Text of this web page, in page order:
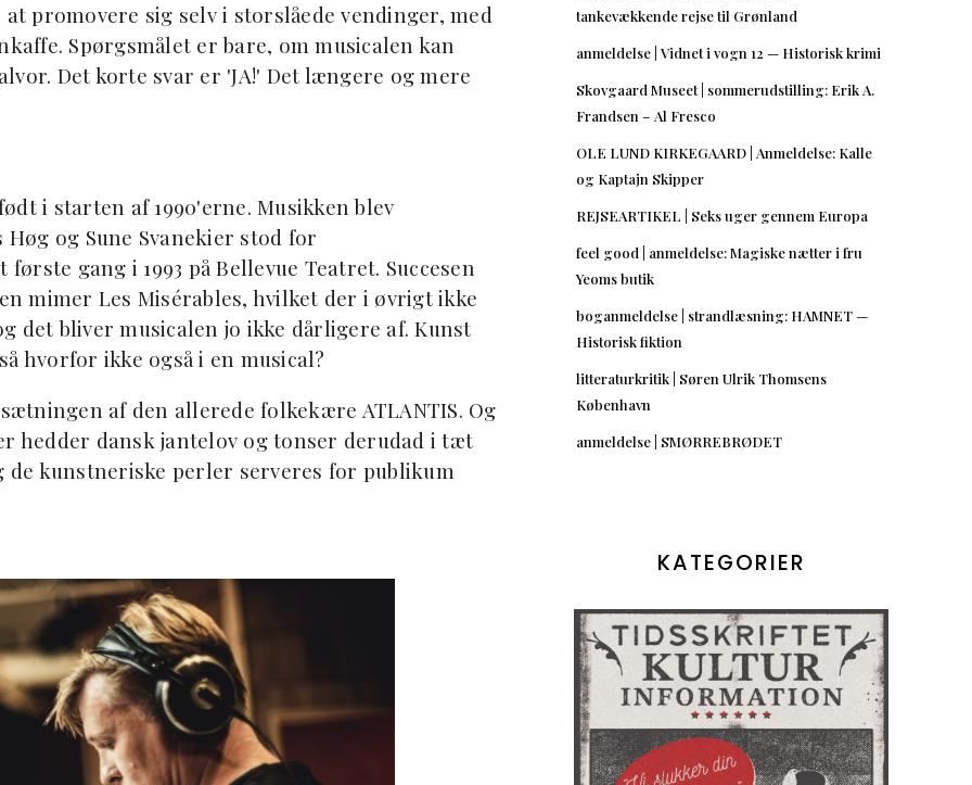
promovere sig selv i storslåede vendinger, med
Spørgsmålet er bare, om musicalen kan
Det korte svar er 'JA!' Det længere og mere
i starten af 1990'erne. Musikken blev
og Sune Svanekier stod for
gang i 1993 på Bellevue Teatret. Succesen
mimer Les Misérables, hvilket der i øvrigt ikke
det bliver musicalen jo ikke dårligere af. Kunst
hvorfor ikke også i en musical?
af den allerede folkekære ATLANTIS. Og
hedder dansk jantelov og tonser derudad i tæt
de kunstneriske perler serveres for publikum
tankevækkende rejse til Grønland
anmeldelse | Vidnet i vogn 12 — Historisk krimi
Skovgaard Museet | sommerudstilling: Erik A.
Frandsen – Al Fresco
OLE LUND KIRKEGAARD | Anmeldelse: Kalle
og Kaptajn Skipper
REJSEARTIKEL | Seks uger gennem Europa
feel good | anmeldelse: Magiske nætter i fru
Yeoms butik
boganmeldelse | strandlæsning: HAMNET —
Historisk fiktion
litteraturkritik | Søren Ulrik Thomsens
København
anmeldelse | SMØRREBRØDET
KATEGORIER